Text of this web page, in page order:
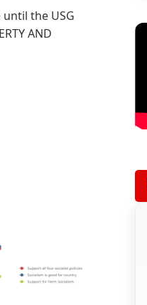
the USG
AND